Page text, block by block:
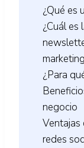
¿Qué es
¿Cuál es
¿Para
negocio
Ventajas
redes